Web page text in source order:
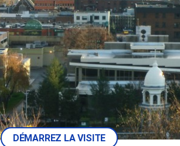
DÉMARREZ LA VISITE